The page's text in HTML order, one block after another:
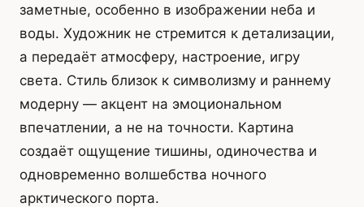
заметные, особенно в изображении неба и
воды. Художник не стремится к детализации,
а передаёт атмосферу, настроение, игру
света. Стиль близок к символизму и раннему
модерну — акцент на эмоциональном
впечатлении, а не на точности. Картина
создаёт ощущение тишины, одиночества и
одновременно волшебства ночного
арктического порта.